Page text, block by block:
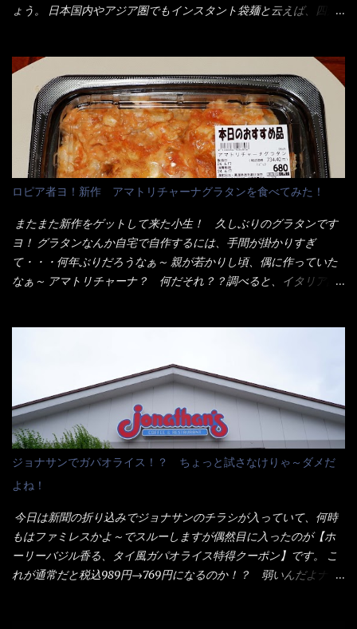
ドカ盛のキャベツと御飯にカレーがかかっています。 カレーは辛
ンとした厚さのあるトンカツです。 それも揚げたての熱々です。
これを難なく完食出来なければ、漢では無い！と云っても過言で
はないだろう。 この他も、兎に角ボリューム満点で＜薄カツ＞と
呼ばれるメニューは、トンカツが2枚重ねて出てくるだ！ 1枚が薄
いから、2枚乗せにしたらしいけど・・・
ょう。 日本国内やアジア圏でもインスタント袋麺と云えば、四角
イ棒状ラーメンを、OKストアで見かけ思わず手に取って買い物篭
へ 坦々まぜそばと＜数量限定＞宮崎辛麺風ラーメン オーッといき
なり私の胃袋をグサッと・・・・ 棒状インスタントラーメンの
デビューが決まりました。 か・ら・め・ん・辛麺！ 宮崎辛麺は
チャルメラや日清からも出されている、辛口のラーメンじゃ
ん！！ 酸っぱくしたら、酸辣湯麺？なんてね。 よし今日のサラ
メシは、宮崎辛麺にしよう！ それではまず袋を開けると・・・ な
んだか紙に巻かれた棒状の麺が二束、調味油と粉末スープ！ やは
り見慣れない姿・・・何だかチョッと高級感的な・・・だって透
明なトレイに並んだ棒状麺なんて見慣れないからねぇ～（コスト
がかかる） 袋の裏側を見ると、韮とか卵の用意を勧めている。
それなばらと冷蔵庫にあった、黒豆モヤシ・韮・生卵を用意しま
け、韮の葉の部分をドサッと乗せて調味油を入れて完成です。 ど
うでしょう？ 見た目 Goodデザイン賞じゃない！？ 笑 マルタ
イのHPを見ると・・・（引用） めんは、ノンフライ・ノンスチー
ム製法で仕上げた、生めんに近い風味のストレートめんです。 豚
の旨味に数種類の唐辛子、ニンニクを加えた辛さとコクが凝縮さ
れた醤油ベースのスープです。 調味油に赤ラー油とごま油を使用
することに風味と辛さを引き立たせています。 調味油をスープ
全体に馴染ませるために、箸で麺と具を持ち上げて・・・ ええや
ないかぁ～ モヤシが黒豆モヤシだから細身で熱を加えてもへた
りづらい！（緑豆モヤシだと太くて熱加えるとダラーっとなるん
だよ） それに細ストレート麺とモヤシが良いバランスで・・・
韮の緑と卵の黄色も相まって・・・映える...
ロピア者ヨ！新作 アマトリチャーナグラタンを食べてみた！
またまた新作をゲットして来た小生！ 久しぶりのグラタンです
ヨ！ グラタンなんか自宅で自作するには、手間が掛かりすぎ
て・・・何年ぶりだろうなぁ～ 親が若かりし頃、偶に作っていた
なぁ～ アマトリチャーナ？ 何だそれ？？調べると、イタリア語
ブン皿で焼いて、大凡の目安で小分けにしているようで、パック
をよーく見たら表面のチーズの乗り具合に結構な差が出てい
た・・・チーズに焦げ目が付いているのを、しっかり確認し買う
ことをオススメします。（取り分け量にも若干有り差がでてるだ
ろう） 早速タバスコを振りかけて食べてみると・・・結構美味し
いよ！ 久しぶりだな～ホワイトソースとマカロニの絡まった食
感・・・懐かしい～ 今回ダイソーのカレー用のスプーンを使って
みたら、これが凄くうまくすくえるんだよねぇ～（このスプーン
当たりだね） 今回新作のグラタンを頂きましたが、まずまずの美
味しさとダイソーのカレースプーンの。すくい上げ力の良さを再
度認識できました。
ジョナサンでガパオライス！？ ちょっと試さなけりゃ～ダメだ
よね！
今日は新聞の折り込みでジョナサンのチラシが入っていて、何時
もはファミレスかよ～でスルーしますが偶然目に入ったのが【ホ
ーリーバジル香る、タイ風ガパオライス特得クーポン】です。 こ
れが通常だと税込989円→769円になるのか！？ 弱いんだよナァ